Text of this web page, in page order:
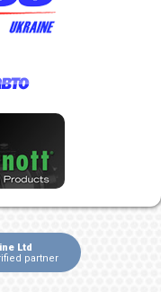
Ltd
partner